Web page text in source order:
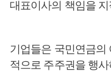
대표이사의 책임을
기업들은 국민연금의
적으로 주주권을 행